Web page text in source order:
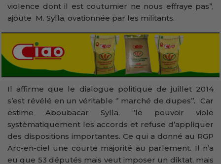
violence dont il est coutumier ne nous effraye pas’’,
ajoute M. Sylla, ovationnée par les militants.
Il affirme que le dialogue politique de juillet 2014
s’est révélé en un véritable ‘’ marché de dupes’’. Car
estime Aboubacar Sylla, ‘’le pouvoir viole
systématiquement les accords et refuse d’appliquer
des dispositions importantes. Ce qui a donné au RGP
Arc-en-ciel une courte majorité au parlement. Il n’a
eu que 53 députés mais veut imposer un diktat, mais